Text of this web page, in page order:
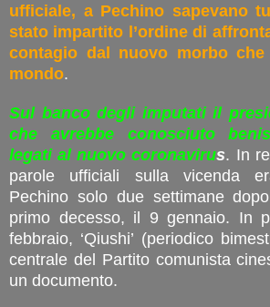
ufficiale, a Pechino sapevano
stato impartito l’ordine di
contagio dal nuovo morbo
mondo.
Sul banco degli imputati il
che avrebbe conosciuto
legati al nuovo coronavirus. In
parole ufficiali sulla vicenda
Pechino solo due settimane
primo decesso, il 9 gennaio. In
febbraio, ‘Qiushi’ (periodico
centrale del Partito comunista
un documento.